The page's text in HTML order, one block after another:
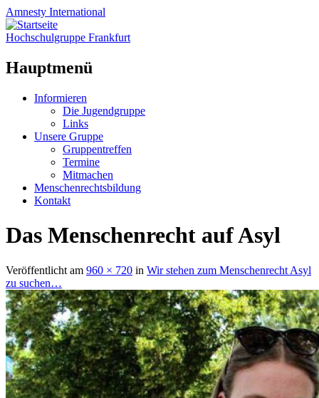
Amnesty International
Hochschulgruppe Frankfurt
Hauptmenü
Zum
Informieren
Die Jugendgruppe
Links
Unsere Gruppe
Gruppentreffen
Termine
Mitmachen
Menschenrechtsbildung
Kontakt
Das Menschenrecht auf Asyl
Veröffentlicht am 960 × 720 in Wir stehen zum Menschenrecht Asyl
zu suchen…